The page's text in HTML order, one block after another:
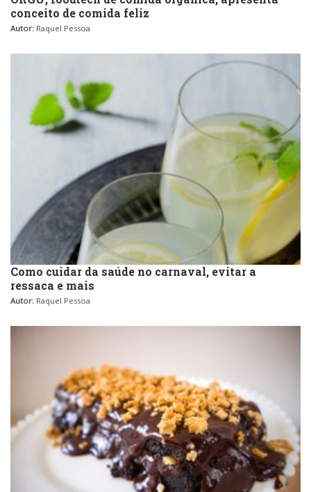
conceito de comida feliz
Autor: Raquel Pessoa
Como cuidar da saúde no carnaval, evitar a
ressaca e mais
Autor: Raquel Pessoa